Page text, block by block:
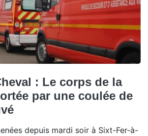
: Le corps de la
par une coulée de
depuis mardi soir à Sixt-Fer-à-